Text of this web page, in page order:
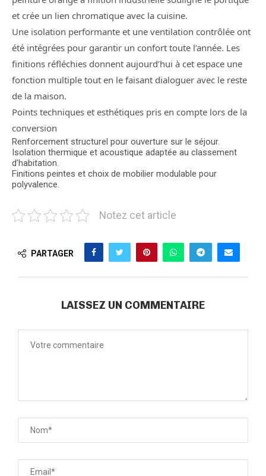
et crée un lien chromatique avec la cuisine.
Une isolation performante et une ventilation contrôlée ont
été intégrées pour garantir un confort toute l’année. Les
finitions réfléchies donnent aujourd’hui à cet espace une
fonction multiple tout en le faisant dialoguer avec le reste
de la maison.
Points techniques et esthétiques pris en compte lors de la
conversion
Renforcement structurel pour ouverture sur le séjour.
Isolation thermique et acoustique adaptée au classement
d’habitation.
Finitions peintes et choix de mobilier modulable pour
polyvalence.
Notez cet article
PARTAGER
LAISSEZ UN COMMENTAIRE